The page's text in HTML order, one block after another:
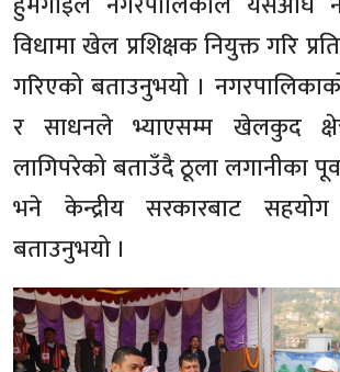
विधामा खेल प्रशिक्षक नियुक्त गरि
गरिएको बताउनुभयो ।
र साधनले भ्याएसम्म खेलकुद
लागिपरेको बताउँदै ठूला लगानीका
भने केन्द्रीय सरकारबाट
बताउनुभयो ।